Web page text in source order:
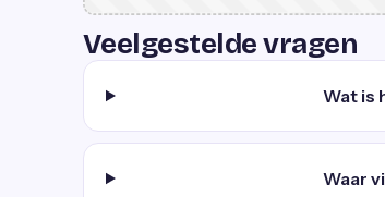
Veelgestelde vragen
Wat is
Waar